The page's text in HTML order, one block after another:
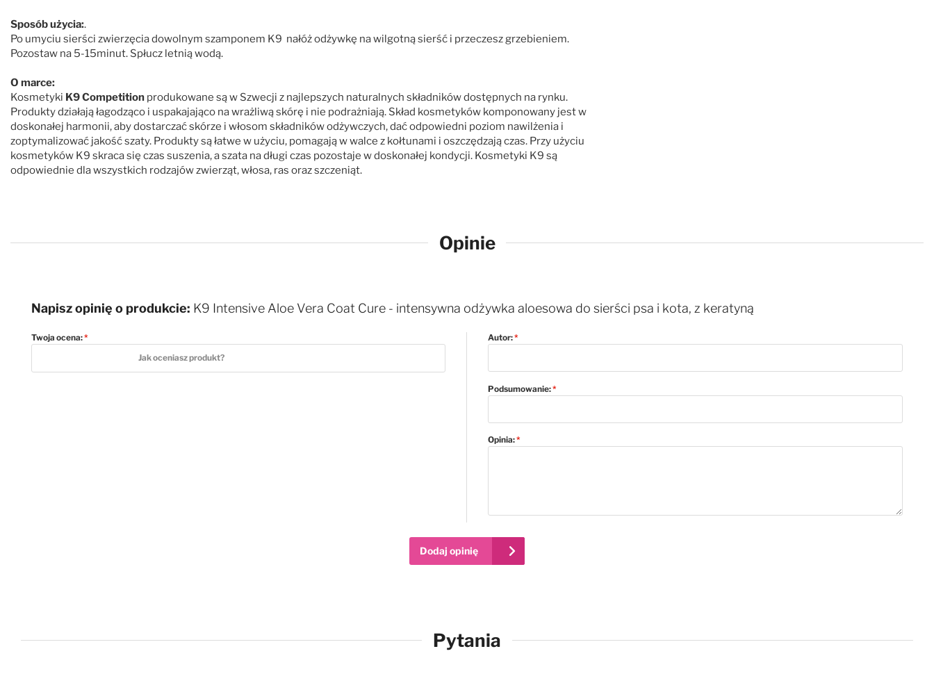
Sposób użycia:.
Po umyciu sierści zwierzęcia dowolnym szamponem K9 nałóż odżywkę na wilgotną sierść i przeczesz grzebieniem.
Pozostaw na 5-15minut. Spłucz letnią wodą.
O marce:
Kosmetyki K9 Competition produkowane są w Szwecji z najlepszych naturalnych składników dostępnych na rynku.
Produkty działają łagodząco i uspakajająco na wrażliwą skórę i nie podrażniają. Skład kosmetyków komponowany jest w
doskonałej harmonii, aby dostarczać skórze i włosom składników odżywczych, dać odpowiedni poziom nawilżenia i
zoptymalizować jakość szaty. Produkty są łatwe w użyciu, pomagają w walce z kołtunami i oszczędzają czas. Przy użyciu
kosmetyków K9 skraca się czas suszenia, a szata na długi czas pozostaje w doskonałej kondycji. Kosmetyki K9 są
odpowiednie dla wszystkich rodzajów zwierząt, włosa, ras oraz szczeniąt.
Opinie
Napisz opinię o produkcie: K9 Intensive Aloe Vera Coat Cure - intensywna odżywka aloesowa do sierści psa i kota, z keratyną
Twoja ocena:
Jak oceniasz produkt?
5 stars
Autor:
Podsumowanie:
Opinia:
Dodaj opinię
Pytania